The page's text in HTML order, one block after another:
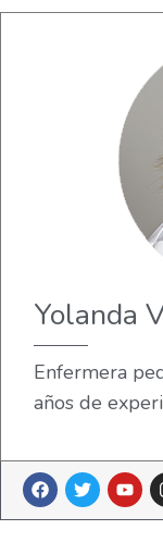
Yolanda
Enfermera
años de